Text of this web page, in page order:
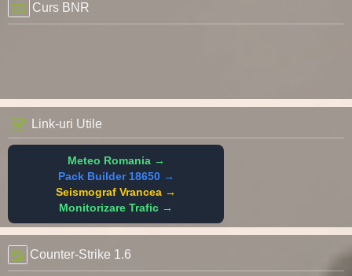
Curs BNR
Link-uri Utile
Meteo Romania →
Pack Builder 18650 →
Seismograf Vrancea →
Monitorizare Trafic →
Counter-Strike 1.6